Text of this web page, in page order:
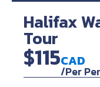
Halifax
Tour
$115CAD
/Per